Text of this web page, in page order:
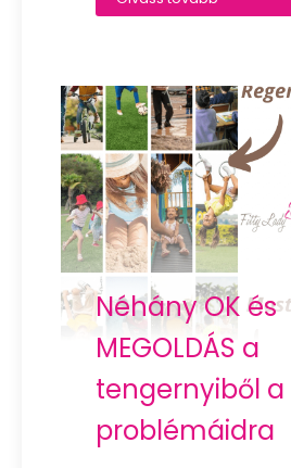
Néhány OK és
MEGOLDÁS a
tengernyiből a
problémáidra